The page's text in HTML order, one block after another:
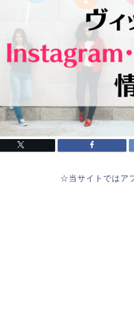
☆当サイトではア